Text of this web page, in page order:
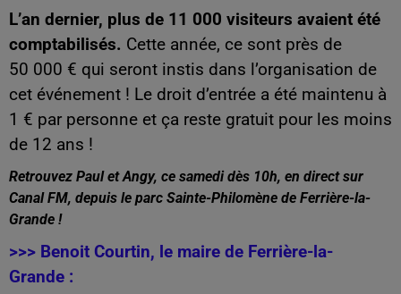
L’an dernier, plus de 11 000 visiteurs avaient été
comptabilisés. Cette année, ce sont près de
50 000 € qui seront instis dans l’organisation de
cet événement ! Le droit d’entrée a été maintenu à
1 € par personne et ça reste gratuit pour les moins
de 12 ans !
Retrouvez Paul et Angy, ce samedi dès 10h, en direct sur
Canal FM, depuis le parc Sainte-Philomène de Ferrière-la-
Grande !
>>> Benoit Courtin, le maire de Ferrière-la-
Grande :